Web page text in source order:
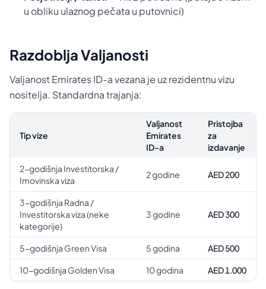
u obliku ulaznog pečata u putovnici)
Razdoblja Valjanosti
Valjanost Emirates ID-a vezana je uz rezidentnu vizu
nositelja. Standardna trajanja:
Tip vize
Valjanost
Emirates
ID-a
Pristojba
za
izdavanje
2-godišnja Investitorska /
Imovinska viza
2 godine AED 200
3-godišnja Radna /
Investitorska viza (neke
kategorije)
3 godine AED 300
5-godišnja Green Visa 5 godina AED 500
10-godišnja Golden Visa 10 godina AED 1.000